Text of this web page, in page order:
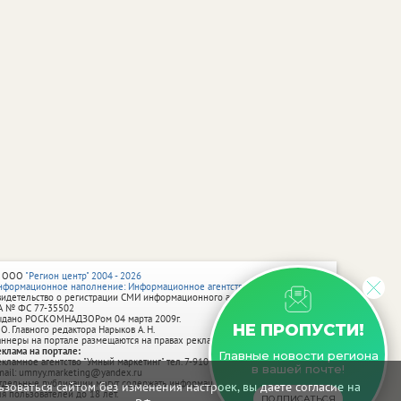
сайтом без изменения настроек, вы даете согласие на
НЕ ПРОПУСТИ!
Главные новости региона
в вашей почте!
"Регион центр" 2004 - 2026
наполнение: Информационное агентство vRossii.ru
о регистрации СМИ информационного агентства vRossii.ru
№ ФС 77‑35502
РОСКОМНАДЗОРом 04 марта 2009г.
Главного редактора Нарыков А. Н.
на портале размещаются на правах рекламы.
на портале:
агентство "Умный маркетинг" тел. 7-910-267-70-40,
umnyy.marketing@yandex.ru
публикации могут содержать информацию, не предназначенную
пользователей до 18 лет.